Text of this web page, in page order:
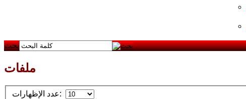
بحث
ملفات
عدد الإظهارات: